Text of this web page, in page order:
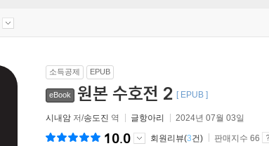
소득공제 EPUB
eBook 원본 수호전 2 [ EPUB ]
시내암 저/송도진 역 글항아리 2024년 07월 03일
10.0 회원리뷰(3건) 판매지수 66